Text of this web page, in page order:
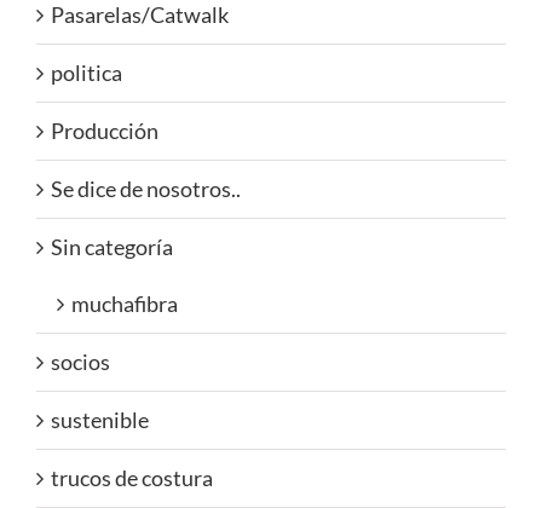
Pasarelas/Catwalk
politica
Producción
Se dice de nosotros..
Sin categoría
muchafibra
socios
sustenible
trucos de costura